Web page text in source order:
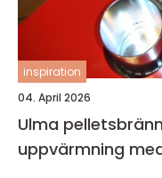
inspiration
04. April 2026
Ulma
uppvärmning